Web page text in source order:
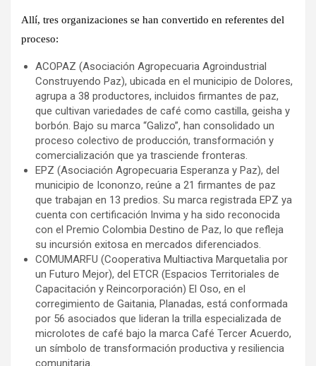
Allí, tres organizaciones se han convertido en referentes del
proceso:
ACOPAZ (Asociación Agropecuaria Agroindustrial
Construyendo Paz), ubicada en el municipio de Dolores,
agrupa a 38 productores, incluidos firmantes de paz,
que cultivan variedades de café como castilla, geisha y
borbón. Bajo su marca “Galizo”, han consolidado un
proceso colectivo de producción, transformación y
comercialización que ya trasciende fronteras.
EPZ (Asociación Agropecuaria Esperanza y Paz), del
municipio de Icononzo, reúne a 21 firmantes de paz
que trabajan en 13 predios. Su marca registrada EPZ ya
cuenta con certificación Invima y ha sido reconocida
con el Premio Colombia Destino de Paz, lo que refleja
su incursión exitosa en mercados diferenciados.
COMUMARFU (Cooperativa Multiactiva Marquetalia por
un Futuro Mejor), del ETCR (Espacios Territoriales de
Capacitación y Reincorporación) El Oso, en el
corregimiento de Gaitania, Planadas, está conformada
por 56 asociados que lideran la trilla especializada de
microlotes de café bajo la marca Café Tercer Acuerdo,
un símbolo de transformación productiva y resiliencia
comunitaria.